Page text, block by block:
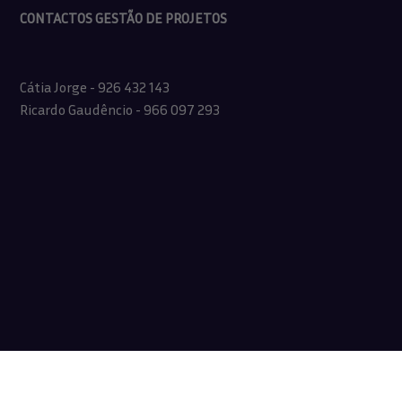
CONTACTOS GESTÃO DE PROJETOS
Cátia Jorge - 926 432 143
Ricardo Gaudêncio - 966 097 293